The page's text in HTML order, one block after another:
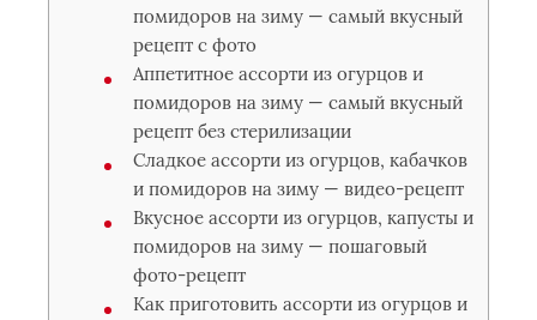
помидоров на зиму — самый вкусный
рецепт с фото
Аппетитное ассорти из огурцов и
помидоров на зиму — самый вкусный
рецепт без стерилизации
Сладкое ассорти из огурцов, кабачков
и помидоров на зиму — видео-рецепт
Вкусное ассорти из огурцов, капусты и
помидоров на зиму — пошаговый
фото-рецепт
Как приготовить ассорти из огурцов и